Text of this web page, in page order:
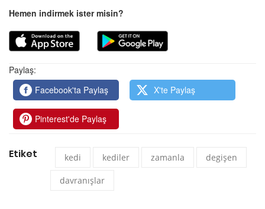
Hemen indirmek ister misin?
Paylaş:
Facebook'ta Paylaş
X'te Paylaş
Pinterest'de Paylaş
Etiket kedi kediler zamanla degişen
davranışlar